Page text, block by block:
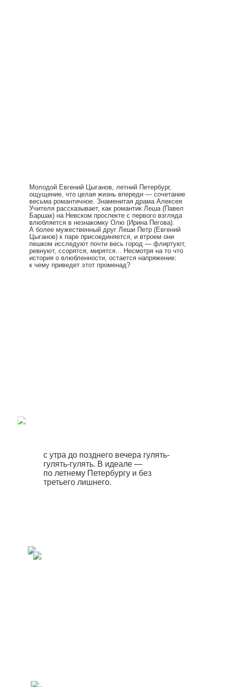
Молодой Евгений Цыганов, летний Петербург,
ощущение, что целая жизнь впереди — сочетание
весьма романтичное. Знаменитая драма Алексея
Учителя рассказывает, как романтик Леша (Павел
Баршак) на Невском проспекте с первого взгляда
влюбляется в незнакомку Олю (Ирина Пегова).
А более мужественный друг Леши Петр (Евгений
Цыганов) к паре присоединяется, и втроем они
пешком исследуют почти весь город — флиртуют,
ревнуют, ссорятся, мирятся... Несмотря на то что
история о влюбленности, остается напряжение:
к чему приведет этот променад?
с утра до позднего вечера гулять-
гулять-гулять. В идеале —
по летнему Петербургу и без
третьего лишнего.